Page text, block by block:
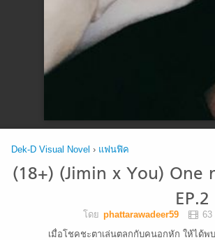
Dek-D Visual Novel › แฟนฟิค
(18+) (Jimin x You) One
EP.2
โดย phattarawadeer59 63
เมื่อโชคชะตาเล่นตลกกับคนอกหัก ให้ได้